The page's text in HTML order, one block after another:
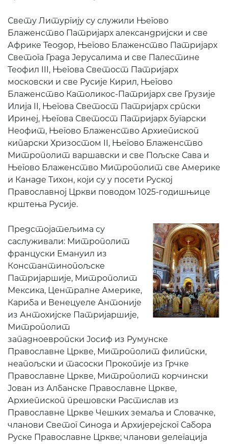
Свету Литургију су служили Његово
Блаженство Патријарх александријски и све
Африке Теодор, Његово Блаженство Патријарх
Светога Града Јерусалима и све Палестине
Теофил III, Његова Светост Патријарх
московски и све Русије Кирил, Његово
Блаженство Католикос-Патријарх све Грузије
Илија II, Његова Светост Патријарх српски
Иринеј, Његова Светост Патријарх бугарски
Неофит, Његово Блаженство Архиепископ
кипарски Хризостом II, Његово Блаженство
Митрополит варшавски и све Пољске Сава и
Његово Блаженство Митрополит све Америке
и Канаде Тихон, који су у посети Руској
Православној Цркви поводом 1025-годишњице
крштења Русије.
Предстојатељима су
саслуживали: Митрополит
француски Емануил из
Константинопољске
Патријаршије, Митрополит
Мексика, Централне Америке,
Кариба и Венецуеле Антоније
из Антохијске Патријаршије,
Митрополит
западноевропски Јосиф из Румунске
Православне Цркве, Митрополит филипски,
неапољски и тасоски Прокопије из Грчке
Православне Цркве, Митрополит корчински
Јован из Албанске Православне Цркве,
Архиепископ прешовски Растислав из
Православне Цркве Чешких земаља и Словачке,
чланови Светог Синода и Архијерејског Сабора
Руске Православне Цркве; чланови делегација